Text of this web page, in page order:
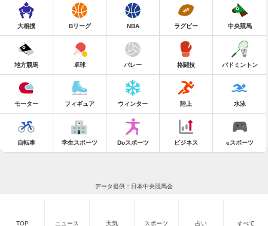
大相撲 Bリーグ NBA ラグビー 中央競馬
地方競馬 卓球 バレー 格闘技 バドミントン
モーター フィギュア ウィンター 陸上 水泳
自転車 学生スポーツ Doスポーツ ビジネス eスポーツ
データ提供：日本中央競馬会
TOP ニュース 天気 スポーツ 占い すべて